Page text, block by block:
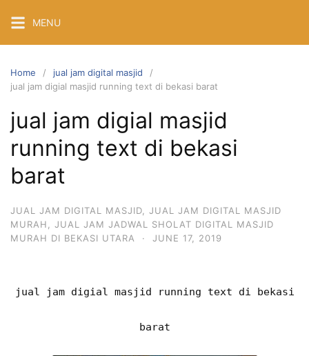
content
MENU
Home
jual jam digital masjid
jual jam digial masjid running text di bekasi barat
jual jam digial masjid
running text di bekasi
barat
JUAL JAM DIGITAL MASJID
JUAL JAM DIGITAL MASJID
MURAH
JUAL JAM JADWAL SHOLAT DIGITAL MASJID
MURAH DI BEKASI UTARA
· JUNE 17, 2019
jual jam digial masjid running text di bekasi
barat